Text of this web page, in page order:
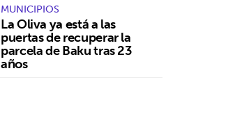
MUNICIPIOS
La Oliva ya está a las
puertas de recuperar la
parcela de Baku tras 23
años